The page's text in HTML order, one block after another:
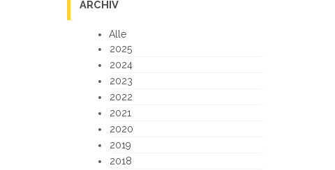
ARCHIV
Alle
2025
2024
2023
2022
2021
2020
2019
2018